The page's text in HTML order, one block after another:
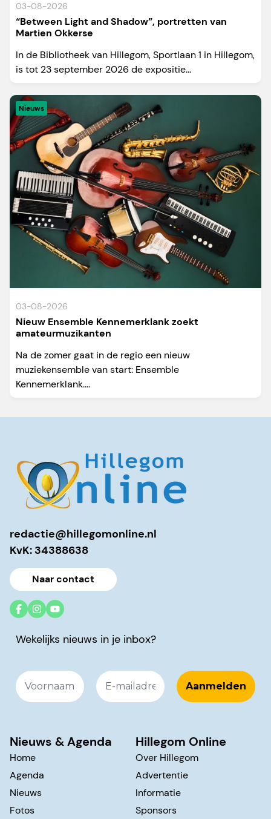
03-08-2026
“Between Light and Shadow”, portretten van
Martien Okkerse
In de Bibliotheek van Hillegom, Sportlaan 1 in Hillegom,
is tot 23 september 2026 de expositie...
Nieuws
03-08-2026
Nieuw Ensemble Kennemerklank zoekt
amateurmuzikanten
Na de zomer gaat in de regio een nieuw
muziekensemble van start: Ensemble
Kennemerklank....
redactie@hillegomonline.nl
KvK: 34388638
Naar contact
Wekelijks nieuws in je inbox?
Nieuws & Agenda
Home
Agenda
Nieuws
Fotos
Hillegom Online
Over Hillegom
Advertentie
Informatie
Sponsors